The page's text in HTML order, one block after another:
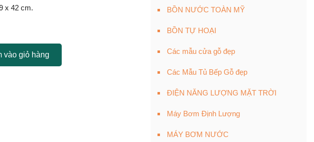
x 42 cm.
vào giỏ hàng
BỒN NƯỚC TOÀN MỸ
BỒN TỰ HOẠI
Các mẫu cửa gỗ đẹp
Các Mẫu Tủ Bếp Gỗ đẹp
ĐIỆN NĂNG LƯỢNG MẶT TRỜI
Máy Bơm Định Lượng
MÁY BƠM NƯỚC